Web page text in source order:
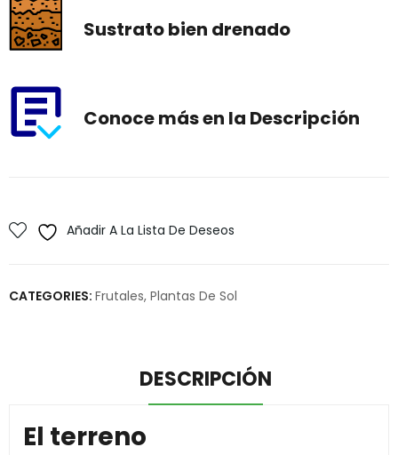
Sustrato bien drenado
Conoce más en la Descripción
Añadir A La Lista De Deseos
CATEGORIES: Frutales, Plantas De Sol
DESCRIPCIÓN
El terreno